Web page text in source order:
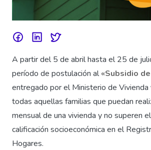
A partir del 5 de abril hasta el 25 de
período de postulación al«Subsidio
entregado por el Ministerio de Vivienda
todas aquellas familias que puedan
mensual de una vivienda y no superen
calificación socioeconómica en el
Hogares.